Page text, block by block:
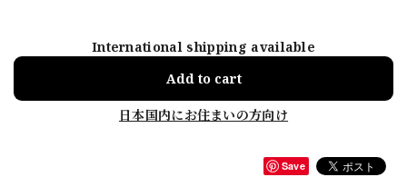
International shipping available
Add to cart
日本国内にお住まいの方向け
Save